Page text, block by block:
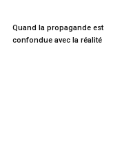
Quand la propagande est
confondue avec la réalité